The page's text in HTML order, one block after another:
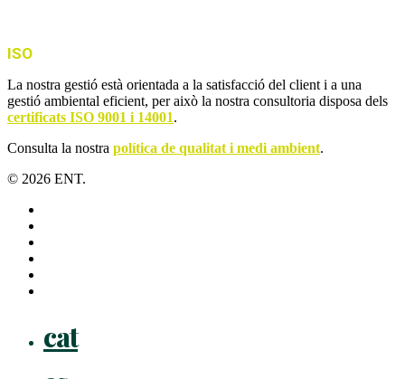
ISO
La nostra gestió està orientada a la satisfacció del client i a una
gestió ambiental eficient, per això la nostra consultoria disposa dels
certificats ISO 9001 i 14001.
Consulta la nostra política de qualitat i medi ambient.
© 2026 ENT.
cat